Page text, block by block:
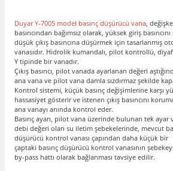
Duyar Y-7005 model basınç düşürücü vana,
basıncından bağımsız olarak, yüksek giriş
düşük çıkış basıncına düşürmek için tasarlanmış
vanasıdır. Hidrolik kumandalı, pilot kontrollü,
Y tipinde bir vanadır.
Çıkış basıncı, pilot vanada ayarlanan değeri
ana vana ve pilot vana damla sızdırmaz şekilde
Kontrol sistemi, küçük basınç değişimlerine karşı
hassasiyet gösterir ve istenen çıkış basıncını
ana vanayı anında kontrol eder.
Basınç ayarı, pilot vana üzerinde bulunan tek ayar
debi değeri olan su iletim şebekelerinde, mevcut
düşürücü kontrol vanası çapından daha küçük bir
çaptaki basınç düşürücü kontrol vanasının
by-pass hattı olarak bağlanması tavsiye edilir.